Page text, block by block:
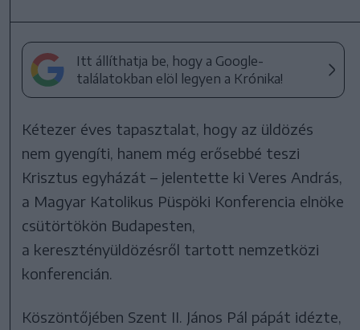
Itt állíthatja be, hogy a Google-
találatokban elöl legyen a Krónika!
Kétezer éves tapasztalat, hogy az üldözés
nem gyengíti, hanem még erősebbé teszi
Krisztus egyházát – jelentette ki Veres András,
a Magyar Katolikus Püspöki Konferencia elnöke
csütörtökön Budapesten,
a keresztényüldözésről tartott nemzetközi
konferencián.
Köszöntőjében Szent II. János Pál pápát idézte,